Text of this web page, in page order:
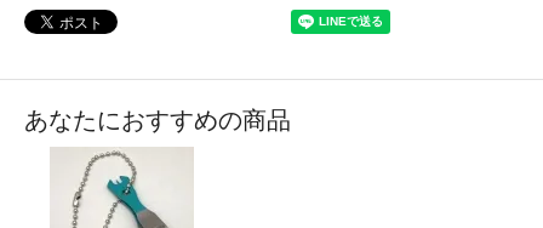
あなたにおすすめの商品